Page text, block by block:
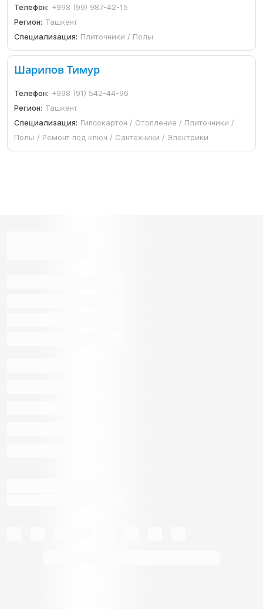
Телефон: +998 (99) 987-42-15
Регион: Ташкент
Специализация: Плиточники / Полы
Шарипов Тимур
Телефон: +998 (91) 542-44-96
Регион: Ташкент
Специализация: Гипсокартон / Отопление / Плиточники /
Полы / Ремонт под ключ / Сантехники / Электрики